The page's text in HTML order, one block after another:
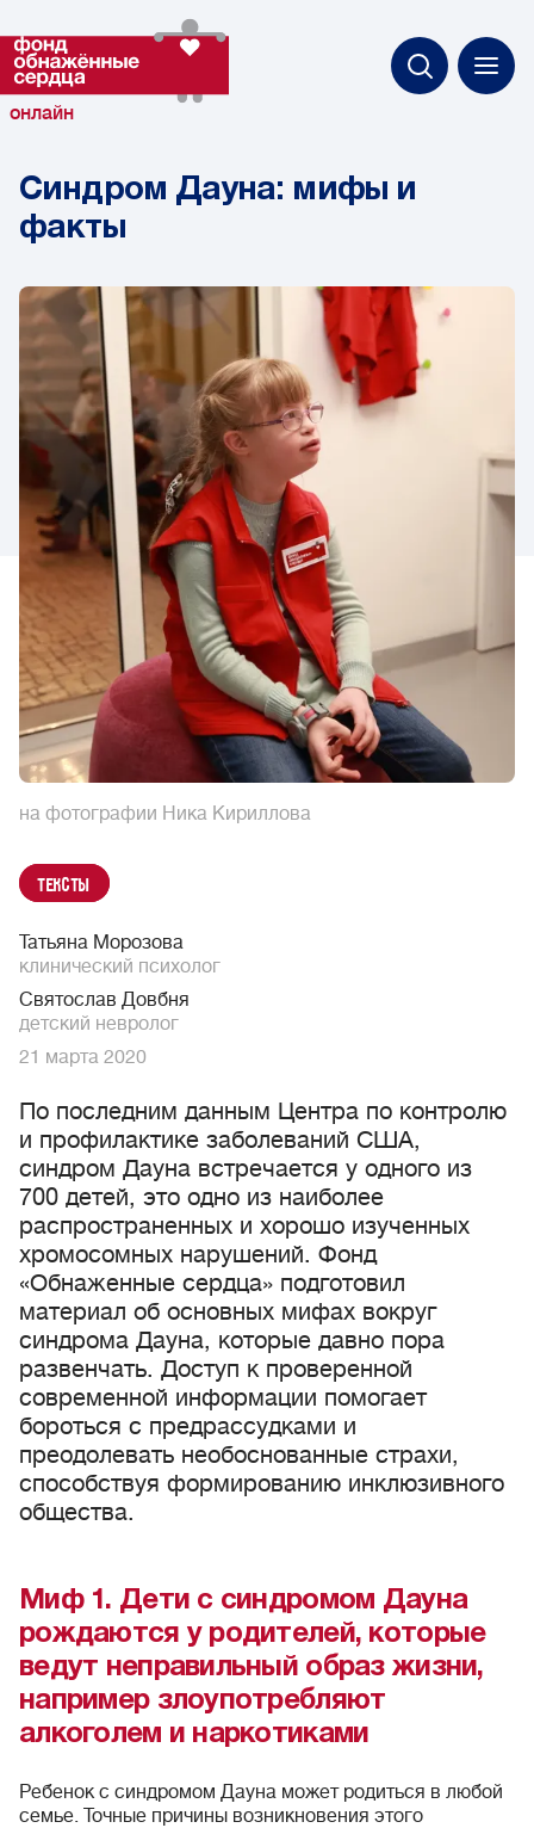
онлайн
Синдром Дауна: мифы и
факты
на фотографии Ника Кириллова
Тексты
Татьяна Морозова
клинический психолог
Святослав Довбня
детский невролог
21 марта 2020
По последним данным Центра по контролю
и профилактике заболеваний США,
синдром Дауна встречается у одного из
700 детей, это одно из наиболее
распространенных и хорошо изученных
хромосомных нарушений. Фонд
«Обнаженные сердца» подготовил
материал об основных мифах вокруг
синдрома Дауна, которые давно пора
развенчать. Доступ к проверенной
современной информации помогает
бороться с предрассудками и
преодолевать необоснованные страхи,
способствуя формированию инклюзивного
общества.
Миф 1. Дети с синдромом Дауна
рождаются у родителей, которые
ведут неправильный образ жизни,
например злоупотребляют
алкоголем и наркотиками
Ребенок с синдромом Дауна может родиться в любой
семье. Точные причины возникновения этого